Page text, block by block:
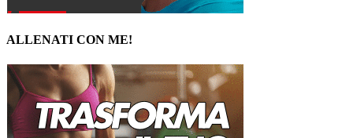
ALLENATI CON ME!